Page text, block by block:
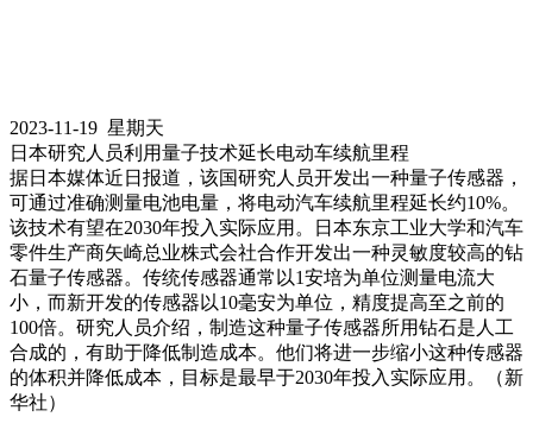
2023-11-19 星期天
日本研究人员利用量子技术延长电动车续航里程
据日本媒体近日报道，该国研究人员开发出一种量子传感器，
可通过准确测量电池电量，将电动汽车续航里程延长约10%。
该技术有望在2030年投入实际应用。日本东京工业大学和汽车
零件生产商矢崎总业株式会社合作开发出一种灵敏度较高的钻
石量子传感器。传统传感器通常以1安培为单位测量电流大
小，而新开发的传感器以10毫安为单位，精度提高至之前的
100倍。研究人员介绍，制造这种量子传感器所用钻石是人工
合成的，有助于降低制造成本。他们将进一步缩小这种传感器
的体积并降低成本，目标是最早于2030年投入实际应用。（新
华社）